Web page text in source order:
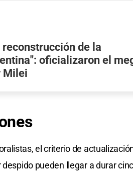
de la
oficializaron el
Milei
el criterio de
pueden llegar a durar